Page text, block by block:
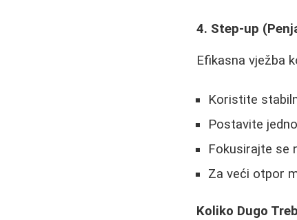
4. Step-up
Efikasna vježba
Koristite
Postavite
Fokusirajte se
Za veći otpor
Koliko Dugo